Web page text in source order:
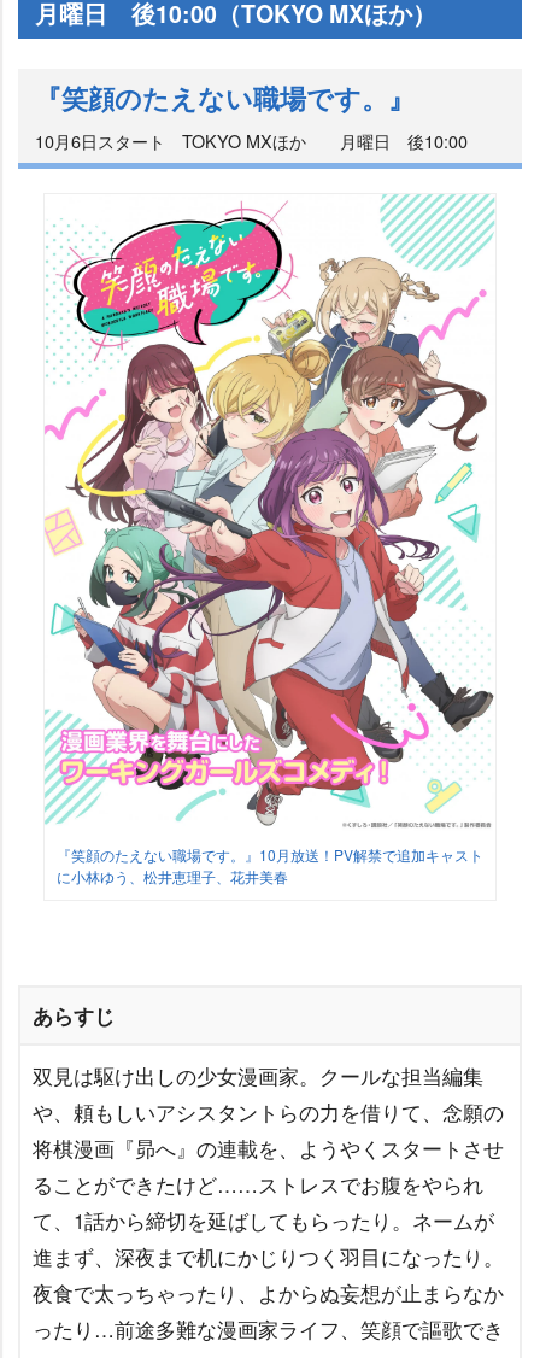
月曜日 後10:00（TOKYO MXほか）
『笑顔のたえない職場です。』
10月6日スタート TOKYO MXほか 月曜日 後10:00
『笑顔のたえない職場です。』10月放送！PV解禁で追加キャスト
に小林ゆう、松井恵理子、花井美春
あらすじ
双見は駆け出しの少女漫画家。クールな担当編集
や、頼もしいアシスタントらの力を借りて、念願の
将棋漫画『昴へ』の連載を、ようやくスタートさせ
ることができたけど……ストレスでお腹をやられ
て、1話から締切を延ばしてもらったり。ネームが
進まず、深夜まで机にかじりつく羽目になったり。
夜食で太っちゃったり、よからぬ妄想が止まらなか
ったり…前途多難な漫画家ライフ、笑顔で謳歌でき